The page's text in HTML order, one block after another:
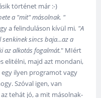
történet már :-)
a "mit" másolnak. "
a felinduláson kívül mi. "A
sincs baja...az a
az alkotás fogalmát." MIért
elitélni, majd azt mondani,
ilyen programot vagy
Szóval igen, van
tehát jó, a mit másolnak-